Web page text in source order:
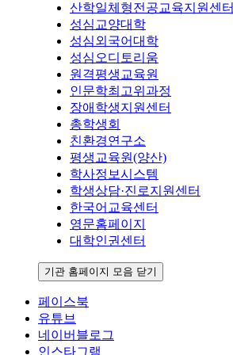
산학일체형전공교육지원센터
성심교양대학
성심외국어대학
성심오디토리움
원격평생교육원
인문학최고위과정
장애학생지원센터
총학생회
친환경연구소
평생교육원(양산)
학사정보시스템
학생상담·진로지원센터
한국어교육센터
영문홈페이지
대학인권센터
기관 홈페이지 모음 닫기
페이스북
유튜브
네이버블로그
인스타그램